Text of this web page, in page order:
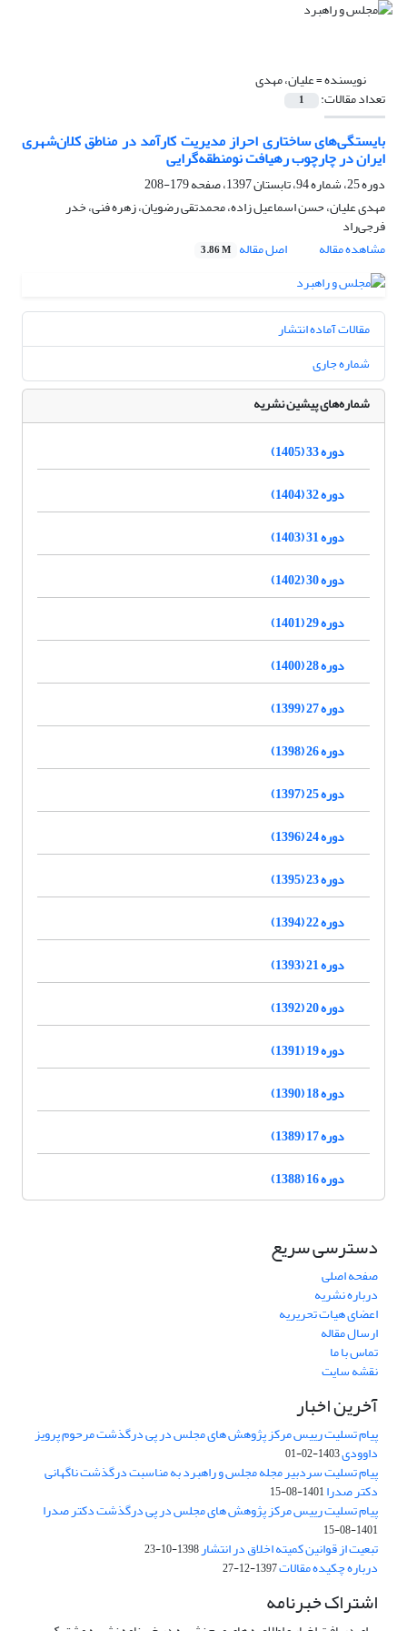
نویسنده =علیان، مهدی
تعداد مقالات: 1
بایستگی‌های ساختاری احراز مدیریت کارآمد در مناطق کلان‌شهری
ایران در چارچوب رهیافت نومنطقه‌گرایی
دوره 25، شماره 94، تابستان 1397، صفحه
179-208
مهدی علیان، حسن اسماعیل زاده، محمدتقی رضویان، زهره فنی، خدر
فرجی‌راد
مشاهده مقاله
اصل مقاله 3.86 M
مقالات آماده انتشار
شماره جاری
شماره‌های پیشین نشریه
دوره 33 (1405)
دوره 32 (1404)
دوره 31 (1403)
دوره 30 (1402)
دوره 29 (1401)
دوره 28 (1400)
دوره 27 (1399)
دوره 26 (1398)
دوره 25 (1397)
دوره 24 (1396)
دوره 23 (1395)
دوره 22 (1394)
دوره 21 (1393)
دوره 20 (1392)
دوره 19 (1391)
دوره 18 (1390)
دوره 17 (1389)
دوره 16 (1388)
دسترسی سریع
صفحه اصلی
درباره نشریه
اعضای هیات تحریریه
ارسال مقاله
تماس با ما
نقشه سایت
آخرین اخبار
پیام تسلیت رییس مرکز پژوهش های مجلس در پی درگذشت مرحوم پرویز
داوودی1403-02-01
پیام تسلیت سردبیر مجله مجلس و راهبرد به مناسبت درگذشت ناگهانی
دکتر صدرا1401-08-15
پیام تسلیت رییس مرکز پژوهش های مجلس در پی درگذشت دکتر صدرا
1401-08-15
تبعیت از قوانین کمیته اخلاق در انتشار1398-10-23
درباره چکیده مقالات1397-12-27
اشتراک خبرنامه